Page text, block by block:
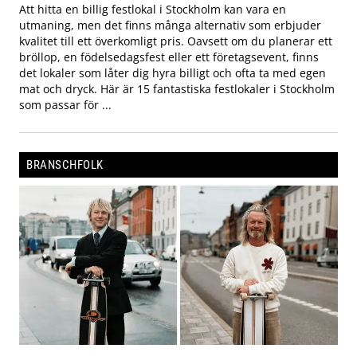
Att hitta en billig festlokal i Stockholm kan vara en
utmaning, men det finns många alternativ som erbjuder
kvalitet till ett överkomligt pris. Oavsett om du planerar ett
bröllop, en födelsedagsfest eller ett företagsevent, finns
det lokaler som låter dig hyra billigt och ofta ta med egen
mat och dryck. Här är 15 fantastiska festlokaler i Stockholm
som passar för ...
BRANSCHFOLK